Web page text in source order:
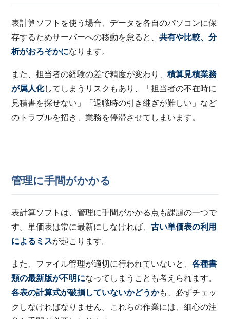
表計算ソフトを使う場合、データを各自のパソコンに保
存するためサーバーへの移動を怠ると、共有や比較、分
析がおろそかになります。
また、担当者の経験の差で精度が変わり、積算見積業務
が属人化してしまうリスクもあり、「担当者の不在時に
見積書を探せない」「退職時の引き継ぎが難しい」など
のトラブルを招き、業務を停滞させてしまいます。
管理に手間がかかる
表計算ソフトは、管理に手間がかかる点も課題の一つで
す。単価表は常に最新にしなければ、古い単価表の利用
によるミスが起こります。
また、ファイル管理が適切に行われていないと、各種書
類の最新版が不明になってしまうことも考えられます。
各表の計算式が破損していないかどうかも、必ずチェッ
クしなければなりません。これらの作業には、細心の注